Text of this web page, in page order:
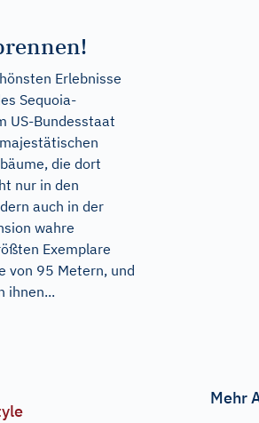
Erlebnisse
Sequoia-
US-Bundesstaat
die dort
nur in den
auch in der
wahre
Exemplare
von 95 Metern, und
ihnen...
Mehr